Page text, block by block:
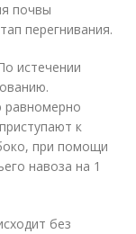
почвы
перегнивания.
истечении
равномерно
к
при помощи
навоза на 1
без